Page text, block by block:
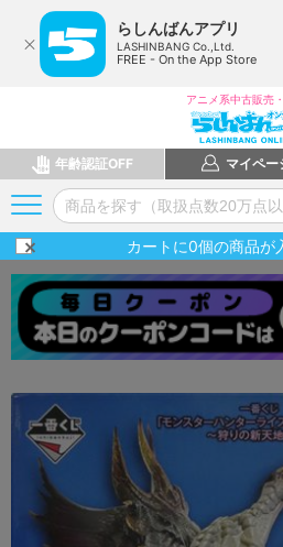
らしんばんアプリ
LASHINBANG Co.,Ltd.
FREE - On the App Store
アニメ系中古販売
年齢認証OFF マイペー
カートに0個の商品が